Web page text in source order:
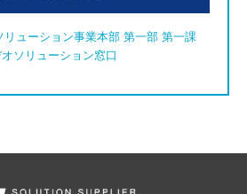
リューション事業本部 第一部 第一課
オソリューション窓口